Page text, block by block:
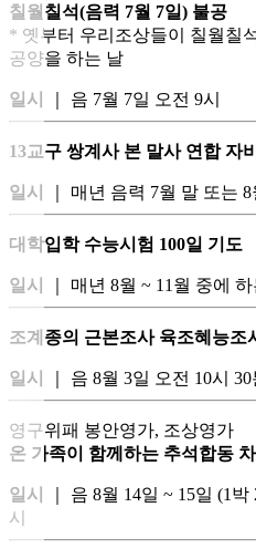
칠월칠석(음력 7월 7일) 불공
* 옛부터 우리조상들이 칠월칠
공양을 하는 날
일시 ｜ 음 7월 7일 오전 9시
13교구 쌍계사 본 말사 연합 자
일시 ｜ 매년 음력 7월 말 또는 8
대학입학 수능시험 100일 기도
일시 ｜ 매년 8월 ~ 11월 중에
조계종의 근본조사 육조혜능조
일시 ｜ 음 8월 3일 오전 10시 30
영구위패 봉안영가, 조상영가
온 가족이 함께하는 추석합동
일시
｜ 음 8월 14일 ~ 15일 (1
시